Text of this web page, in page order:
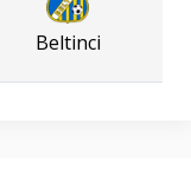
Beltinci